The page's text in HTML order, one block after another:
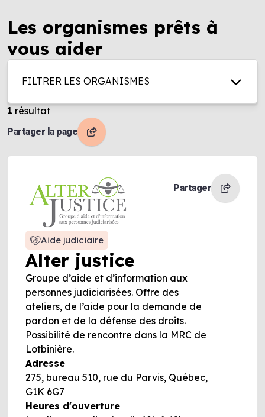
Les organismes prêts à
vous aider
FILTRER LES ORGANISMES
1 résultat
Partager la page
Alter justice
Partager
Aide judiciaire
Groupe d’aide et d’information aux
personnes judiciarisées. Offre des
ateliers, de l’aide pour la demande de
pardon et de la défense des droits.
Possibilité de rencontre dans la MRC de
Lotbinière.
Adresse
275, bureau 510, rue du Parvis, Québec,
G1K 6G7
Heures d'ouverture